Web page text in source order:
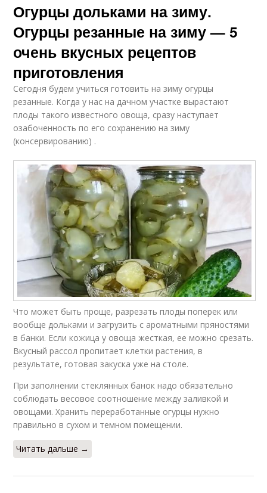
Огурцы дольками на зиму.
Огурцы резанные на зиму — 5
очень вкусных рецептов
приготовления
Сегодня будем учиться готовить на зиму огурцы
резанные. Когда у нас на дачном участке вырастают
плоды такого известного овоща, сразу наступает
озабоченность по его сохранению на зиму
(консервированию) .
Что может быть проще, разрезать плоды поперек или
вообще дольками и загрузить с ароматными пряностями
в банки. Если кожица у овоща жесткая, ее можно срезать.
Вкусный рассол пропитает клетки растения, в
результате, готовая закуска уже на столе.
При заполнении стеклянных банок надо обязательно
соблюдать весовое соотношение между заливкой и
овощами. Хранить переработанные огурцы нужно
правильно в сухом и темном помещении.
Читать дальше →